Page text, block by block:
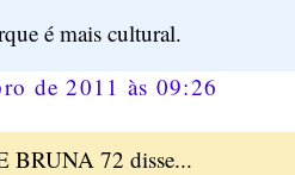
é mais cultural.
de 2011 às 09:26
BRUNA 72 disse...